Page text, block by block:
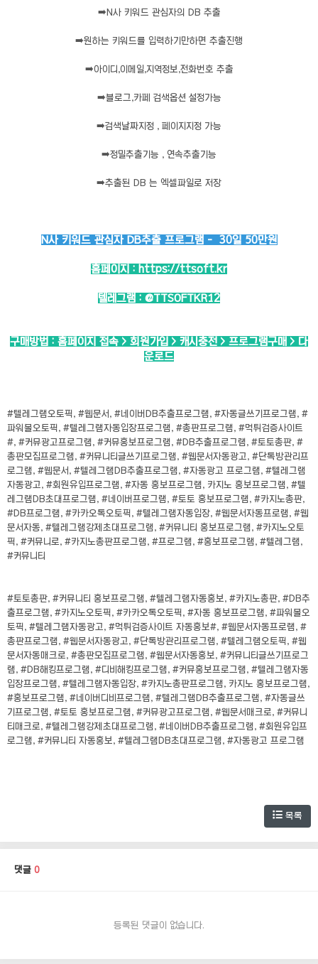
➡️ N사 키워드 관심자의 DB 추출
➡️원하는 키워드를 입력하기만하면 추출진행
➡️아이디,이메일,지역정보,전화번호 추출
➡️블로그,카페 검색옵션 설정가능
➡️검색날짜지정 , 페이지지정 가능
➡️정밀추출기능 , 연속추출기능
➡️추출된 DB 는 엑셀파일로 저장
N사 키워드 관심자 DB추출 프로그램 - 30일 50만원
홈페이지 : https://ttsoft.kr
텔레그램 : @TTSOFTKR12
구매방법 : 홈페이지 접속 > 회원가입 > 캐시충전 > 프로그램구매 > 다
운로드
#텔레그램오토픽, #웹문서, #네이버DB추출프로그램, #자동글쓰기프로그램, #
파워볼오토픽, #텔레그램자동입장프로그램, #총판프로그램, #먹튀검증사이트
#, #커뮤광고프로그램, #커뮤홍보프로그램, #DB추출프로그램, #토토총판, #
총판모집프로그램, #커뮤니티글쓰기프로그램, #웹문서자동광고, #단톡방관리프
로그램, #웹문서, #텔레그램DB추출프로그램, #자동광고 프로그램, #텔레그램
자동광고, #회원유입프로그램, #자동 홍보프로그램, 카지노 홍보프로그램, #텔
레그램DB초대프로그램, #네이버프로그램, #토토 홍보프로그램, #카지노총판,
#DB프로그램, #카카오톡오토픽, #텔레그램자동입장, #웹문서자동프로램, #웹
문서자동, #텔레그램강제초대프로그램, #커뮤니티 홍보프로그램, #카지노오토
픽, #커뮤니로, #카지노총판프로그램, #프로그램, #홍보프로그램, #텔레그램,
#커뮤니티
#토토총판, #커뮤니티 홍보프로그램, #텔레그램자동홍보, #카지노총판, #DB추
출프로그램, #카지노오토픽, #카카오톡오토픽, #자동 홍보프로그램, #파워볼오
토픽, #텔레그램자동광고, #먹튀검증사이트 자동홍보#, #웹문서자동프로램, #
총판프로그램, #웹문서자동광고, #단톡방관리프로그램, #텔레그램오토픽, #웹
문서자동매크로, #총판모집프로그램, #웹문서자동홍보, #커뮤니티글쓰기프로그
램, #DB해킹프로그램, #디비해킹프로그램, #커뮤홍보프로그램, #텔레그램자동
입장프로그램, #텔레그램자동입장, #카지노총판프로그램, 카지노 홍보프로그램,
#홍보프로그램, #네이버디비프로그램, #텔레그램DB추출프로그램, #자동글쓰
기프로그램, #토토 홍보프로그램, #커뮤광고프로그램, #웹문서매크로, #커뮤니
티매크로, #텔레그램강제초대프로그램, #네이버DB추출프로그램, #회원유입프
로그램, #커뮤니티 자동홍보, #텔레그램DB초대프로그램, #자동광고 프로그램
목록
댓글 0
등록된 댓글이 없습니다.